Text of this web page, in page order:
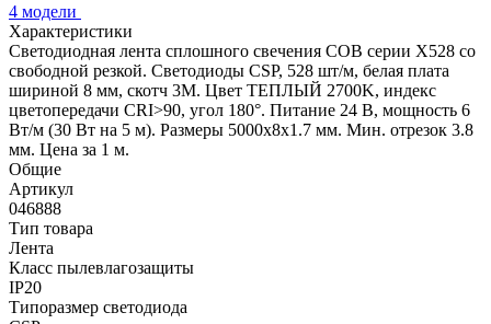
4 модели
Характеристики
Светодиодная лента сплошного свечения COB серии X528 со
свободной резкой. Светодиоды CSP, 528 шт/м, белая плата
шириной 8 мм, скотч 3M. Цвет ТЕПЛЫЙ 2700K, индекс
цветопередачи CRI>90, угол 180°. Питание 24 В, мощность 6
Вт/м (30 Вт на 5 м). Размеры 5000х8х1.7 мм. Мин. отрезок 3.8
мм. Цена за 1 м.
Общие
Артикул
046888
Тип товара
Лента
Класс пылевлагозащиты
IP20
Типоразмер светодиода